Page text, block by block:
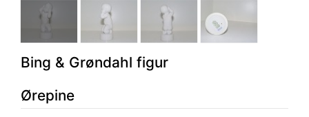
Bing & Grøndahl figur
Ørepine